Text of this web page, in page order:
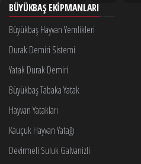
BÜYÜKBAŞ EKIPMANLARI
Büyükbaş Hayvan Yemlikleri
Durak Demiri Sistemi
Yatak Durak Demiri
Büyükbaş Tabaka Yatak
Hayvan Yatakları
Kauçuk Hayvan Yatağı
Devirmeli Suluk Galvanizli